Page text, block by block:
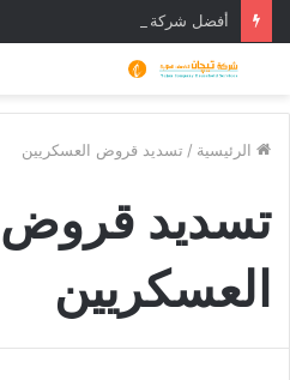
أفضل شركة عزل أسطح بجدة خصم 30% وأرخص شركة عوازل
الرئيسية / تسديد قروض العسكريين
تسديد قروض
العسكريين